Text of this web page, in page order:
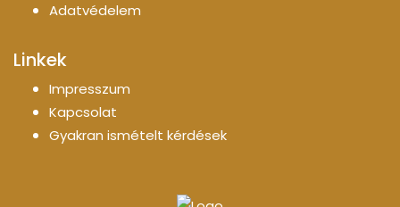
Adatvédelem
Linkek
Impresszum
Kapcsolat
Gyakran ismételt kérdések